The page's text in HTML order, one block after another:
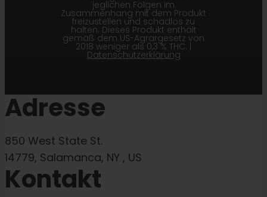
jeglichen Folgen im
Zusammenhang mit dem Produkt
freizustellen und schadlos zu
halten. Dieses Produkt enthält
gemäß dem US-Agrargesetz von
2018 weniger als 0,3 % THC. |
Datenschutzerklärung
Adresse
850 West State St.
14779, Salamanca, NY , US
Kontakt